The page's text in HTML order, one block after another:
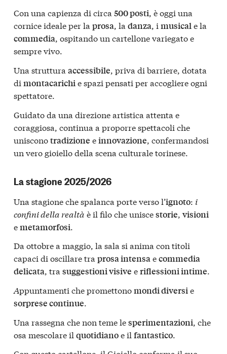
Con una capienza di circa 500 posti, è oggi una
cornice ideale per la prosa, la danza, i musicale la
commedia, ospitando un cartellone variegato e
sempre vivo.
Una struttura accessibile, priva di barriere, dotata
di montacarichie spazi pensati per accogliere ogni
spettatore.
Guidato da una direzione artistica attenta e
coraggiosa, continua a proporre spettacoli che
unisconotradizione einnovazione, confermandosi
un vero gioiello della scena culturale torinese.
La stagione 2025/2026
Una stagione che spalanca porte verso l’ignoto: i
confini della realtà è il filo che uniscestorie, visioni
emetamorfosi.
Da ottobre a maggio, la sala si anima con titoli
capaci di oscillare tra prosa intensaecommedia
delicata, tra suggestioni visive eriflessioni intime.
Appuntamenti che promettonomondi diversie
sorprese continue.
Una rassegna che non teme lesperimentazioni , che
osa mescolare il quotidianoe il fantastico